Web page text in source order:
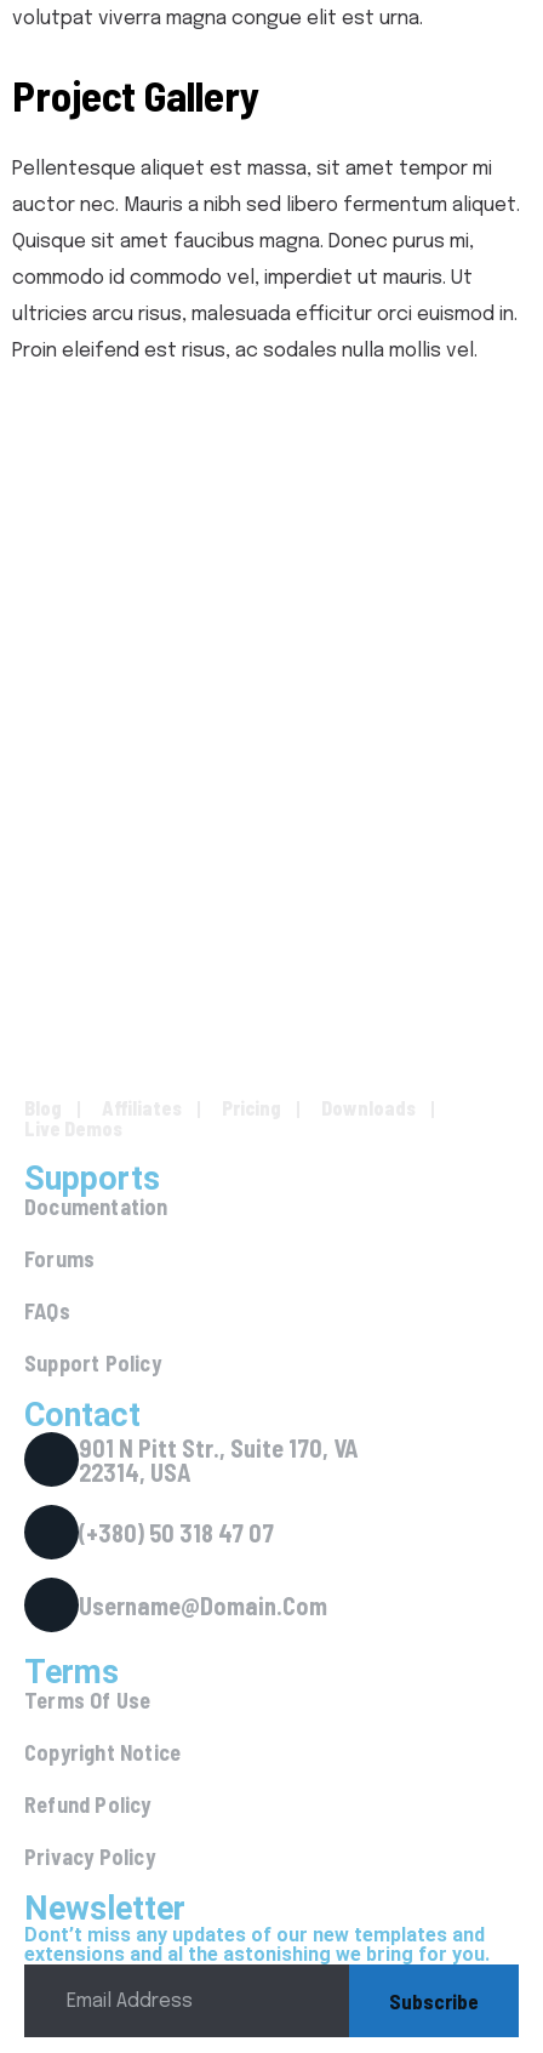
volutpat viverra magna congue elit est urna.
Project Gallery
Pellentesque aliquet est massa, sit amet tempor mi
auctor nec. Mauris a nibh sed libero fermentum aliquet.
Quisque sit amet faucibus magna. Donec purus mi,
commodo id commodo vel, imperdiet ut mauris. Ut
ultricies arcu risus, malesuada efficitur orci euismod in.
Proin eleifend est risus, ac sodales nulla mollis vel.
Supports
Documentation
Forums
FAQs
Support Policy
Contact
901 N Pitt Str., Suite 170, VA
22314, USA
(+380) 50 318 47 07
Username@Domain.Com
Terms
Terms Of Use
Copyright Notice
Refund Policy
Privacy Policy
Newsletter
Dont’t miss any updates of our new templates and
extensions and al the astonishing we bring for you.
Subscribe